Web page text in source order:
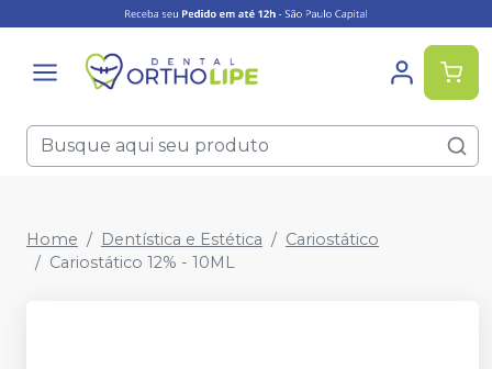
Home Dentística e Estética
Cariostático
Cariostático 12% - 10ML